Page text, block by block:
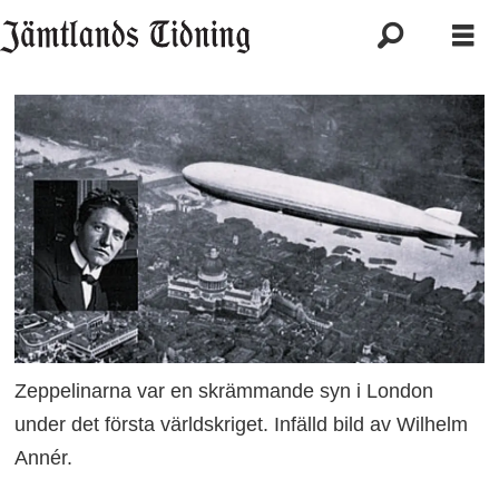
Zeppelinarna var en skrämmande syn i London
under det första världskriget. Infälld bild av Wilhelm
Annér.